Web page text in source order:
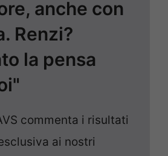
anche con
Renzi?
la pensa
commenta i risultati
ai nostri